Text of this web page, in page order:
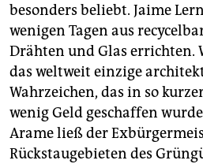
besonders beliebt. Jaime
wenigen Tagen aus
Drähten und Glas errichten.
das weltweit einzige
Wahrzeichen, das in so
wenig Geld geschaffen
Arame ließ der
Rückstaugebieten des